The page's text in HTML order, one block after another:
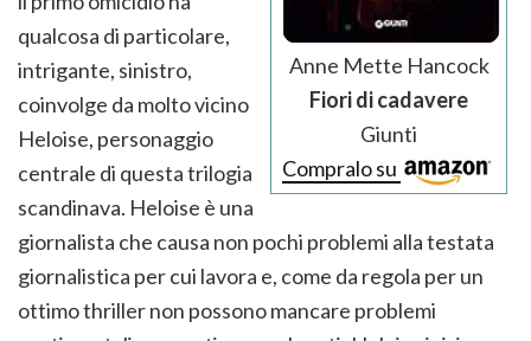
Anne Mette Hancock
Fiori di cadavere
Giunti
Compralo su
qualcosa di particolare,
intrigante, sinistro,
coinvolge da molto vicino
Heloise, personaggio
centrale di questa trilogia
scandinava. Heloise è una
giornalista che causa non pochi problemi alla testata
giornalistica per cui lavora e, come da regola per un
ottimo thriller non possono mancare problemi